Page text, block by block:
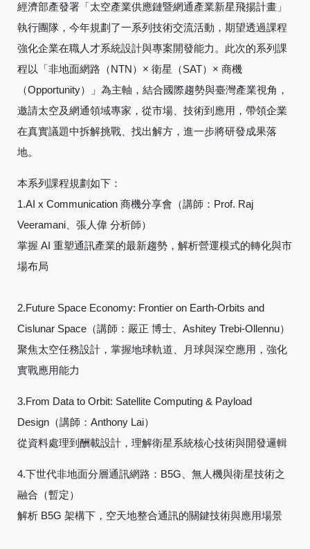
經濟部產發署「太空產業供應鏈暨網通產業新星飛揚計畫」
執行團隊，今年規劃了一系列技術交流活動，期望透過課程
強化企業在職人才系統設計與專案開發能力。此次的系列課
程以「非地面網路（NTN）× 衛星（SAT）× 商機
（Opportunity）」為主軸，結合國際趨勢與臺灣產業視角，
邀請太空及網通領域專家，從市場、技術到應用，帶領企業
在真實議題中拆解挑戰、找出解方，進一步將研發成果落
地。
本系列課程規劃如下：
1.AI x Communication 商機分享會（講師：Prof. Raj
Veeramani、張人偉 分析師）
掌握 AI 重塑通訊產業的最新趨勢，解析營運模式的轉化與市
場布局
2.Future Space Economy: Frontier on Earth-Orbits and
Cislunar Space（講師：嚴正 博士、Ashitey Trebi-Ollennu）
聚焦太空任務設計，掌握地球軌道、月球與深空應用，強化
實戰應用能力
3.From Data to Orbit: Satellite Computing & Payload
Design（講師：Anthony Lai）
從資料處理到酬載設計，理解衛星系統核心技術與開發邏輯
4.下世代非地面分層通訊網路：B5G、無人機與衛星技術之
融合（暫定）
解析 B5G 架構下，空天地整合通訊的關鍵技術與應用場景